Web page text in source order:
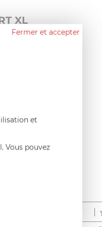
XL
Fermer et accepter
et
Vous pouvez